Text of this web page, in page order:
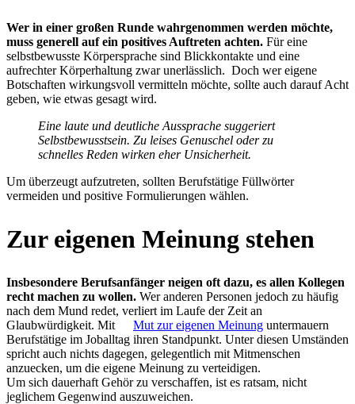
Wer in einer großen Runde wahrgenommen werden möchte,
muss generell auf ein positives Auftreten achten. Für eine
selbstbewusste Körpersprache sind Blickkontakte und eine
aufrechter Körperhaltung zwar unerlässlich. Doch wer eigene
Botschaften wirkungsvoll vermitteln möchte, sollte auch darauf Acht
geben, wie etwas gesagt wird.
Eine laute und deutliche Aussprache suggeriert
Selbstbewusstsein. Zu leises Genuschel oder zu
schnelles Reden wirken eher Unsicherheit.
Um überzeugt aufzutreten, sollten Berufstätige Füllwörter
vermeiden und positive Formulierungen wählen.
Zur eigenen Meinung stehen
Insbesondere Berufsanfänger neigen oft dazu, es allen Kollegen
recht machen zu wollen. Wer anderen Personen jedoch zu häufig
nach dem Mund redet, verliert im Laufe der Zeit an
Glaubwürdigkeit. Mit
Mut zur eigenen Meinung untermauern
Berufstätige im Joballtag ihren Standpunkt. Unter diesen Umständen
spricht auch nichts dagegen, gelegentlich mit Mitmenschen
anzuecken, um die eigene Meinung zu verteidigen.
Um sich dauerhaft Gehör zu verschaffen, ist es ratsam, nicht
jeglichem Gegenwind auszuweichen.